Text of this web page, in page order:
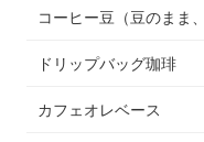
コーヒー豆（豆のまま、
ドリップバッグ珈琲
カフェオレベース